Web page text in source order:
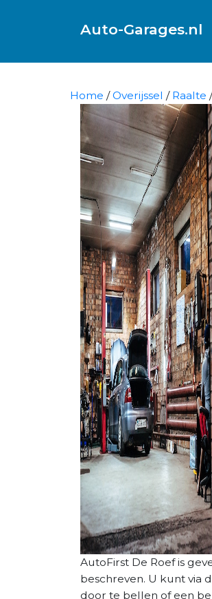
Auto-Garages.nl
Home /Overijssel / Raalte
AutoFirst De Roef is
beschreven. U kunt via
door te bellen of een